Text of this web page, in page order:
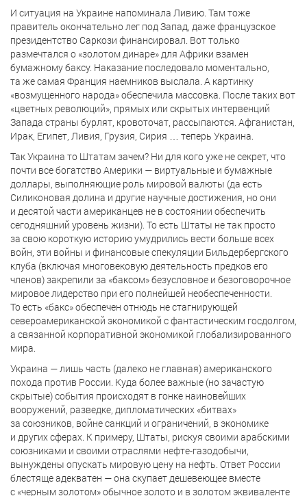
И ситуация на Украине напоминала Ливию. Там тоже
правитель окончательно лег под Запад, даже французское
президентство Саркози финансировал. Вот только
размечтался о «золотом динаре» для Африки взамен
бумажному баксу. Наказание последовало моментально,
та же самая Франция наемников выслала. А картинку
«возмущенного народа» обеспечила массовка. После таких вот
«цветных революций», прямых или скрытых интервенций
Запада страны бурлят, кровоточат, рассыпаются. Афганистан,
Ирак, Египет, Ливия, Грузия, Сирия … теперь Украина.
Так Украина то Штатам зачем? Ни для кого уже не секрет, что
почти все богатство Америки — виртуальные и бумажные
доллары, выполняющие роль мировой валюты (да есть
Силиконовая долина и другие научные достижения, но они
и десятой части американцев не в состоянии обеспечить
сегодняшний уровень жизни). То есть Штаты не так просто
за свою короткую историю умудрились вести больше всех
войн, эти войны и финансовые спекуляции Бильдербергского
клуба (включая многовековую деятельность предков его
членов) закрепили за «баксом» безусловное и безоговорочное
мировое лидерство при его полнейшей необеспеченности.
То есть «бакс» обеспечен отнюдь не стагнирующей
североамериканской экономикой с фантастическим госдолгом,
а связанной корпоративной экономикой глобализированного
мира.
Украина — лишь часть (далеко не главная) американского
похода против России. Куда более важные (но зачастую
скрытые) события происходят в гонке наиновейших
вооружений, разведке, дипломатических «битвах»
за союзников, войне санкций и ограничений, в экономике
и других сферах. К примеру, Штаты, рискуя своими арабскими
союзниками и своими отраслями нефте-газодобычи,
вынуждены опускать мировую цену на нефть. Ответ России
блестяще адекватен — она скупает дешевеющее вместе
с «черным золотом» обычное золото и в золотом эквиваленте